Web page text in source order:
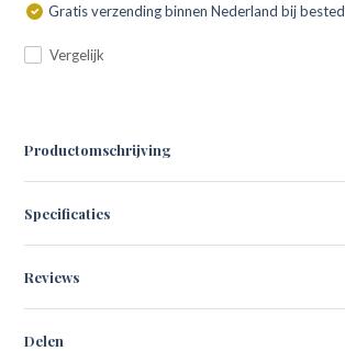
Gratis verzending binnen Nederland bij
Vergelijk
Productomschrijving
Specificaties
Reviews
Delen